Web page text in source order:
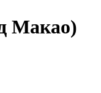
Макао)